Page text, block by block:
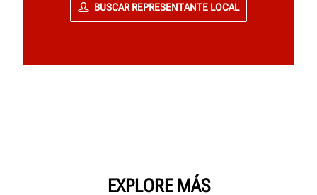
BUSCAR REPRESENTANTE LOCAL
EXPLORE MÁS